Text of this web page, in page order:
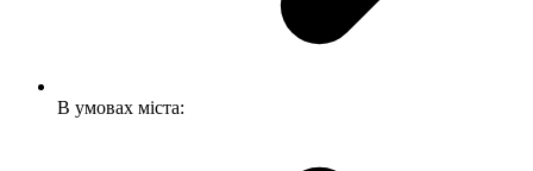
В умовах міста: